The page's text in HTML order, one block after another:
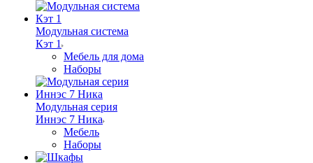
Модульная система
Кэт 1
Мебель для дома
Наборы
Модульная серия
Иннэс 7 Ника
Мебель
Наборы